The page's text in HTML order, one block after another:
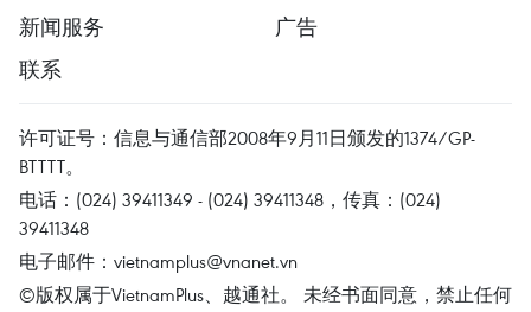
新闻服务
广告
联系
许可证号：信息与通信部2008年9月11日颁发的1374/GP-
BTTTT。
电话：(024) 39411349 - (024) 39411348，传真：(024)
39411348
电子邮件： vietnamplus@vnanet.vn
©版权属于VietnamPlus、越通社。 未经书面同意，禁止任何